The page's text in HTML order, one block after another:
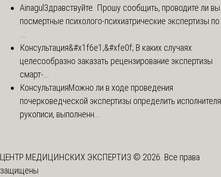
Ainagul Здравствуйте. Прошу сообщить, проводите ли вы
посмертные психолого-психиатрические экспертизы по
Консультация&#x1f6e1;&#xfe0f; В каких случаях
целесообразно заказать рецензирование экспертизы
смарт-...
КонсультацияМожно ли в ходе проведения
почерковедческой экспертизы определить исполнителя
рукописи, выполненн...
ЦЕНТР МЕДИЦИНСКИХ ЭКСПЕРТИЗ © 2026. Все права
защищены